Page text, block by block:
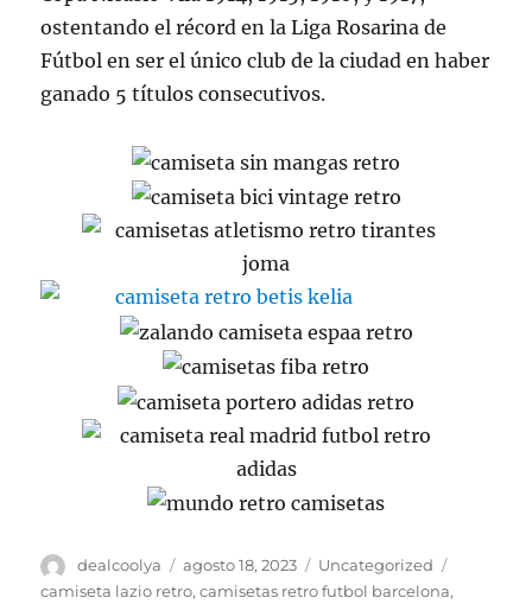
ostentando el récord en la Liga Rosarina de
Fútbol en ser el único club de la ciudad en haber
ganado 5 títulos consecutivos.
Autor
dealcoolya
Publicado
el
agosto 18, 2023 Categorías
Uncategorized
camiseta lazio retro,camisetas retro futbol barcelona,